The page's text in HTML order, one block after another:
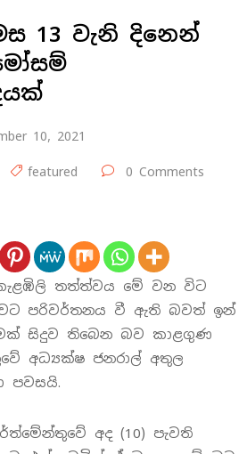
13 වැනි දිනෙන්
10, 2021
featured 0 Comments
තත්ත්වය මේ වන විට
පරිවර්තනය වී ඇති බවත් ඉන්
සිදුව තිබෙන බව කාළගුණ
අධ්‍යක්ෂ ජනරාල් අතුල
පවසයි.
අද (10) පැවති